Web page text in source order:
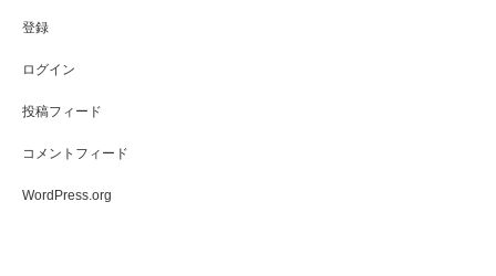
登録
ログイン
投稿フィード
コメントフィード
WordPress.org